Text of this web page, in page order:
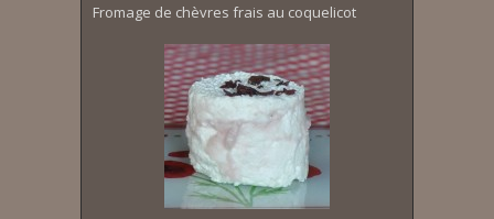
Fromage de chèvres frais au coquelicot